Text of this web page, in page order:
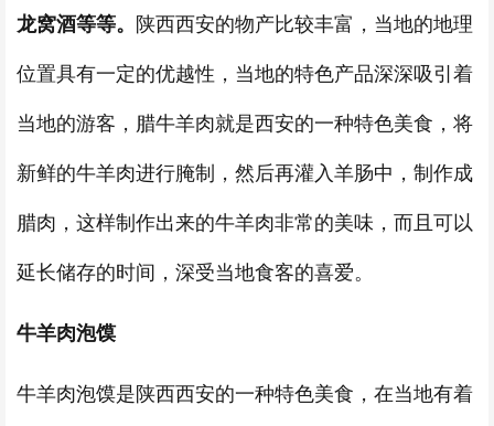
龙窝酒等等。 陕西西安的物产比较丰富，当地的地理
位置具有一定的优越性，当地的特色产品深深吸引着
当地的游客，腊牛羊肉就是西安的一种特色美食，将
新鲜的牛羊肉进行腌制，然后再灌入羊肠中，制作成
腊肉，这样制作出来的牛羊肉非常的美味，而且可以
延长储存的时间，深受当地食客的喜爱。
牛羊肉泡馍
牛羊肉泡馍是陕西西安的一种特色美食，在当地有着